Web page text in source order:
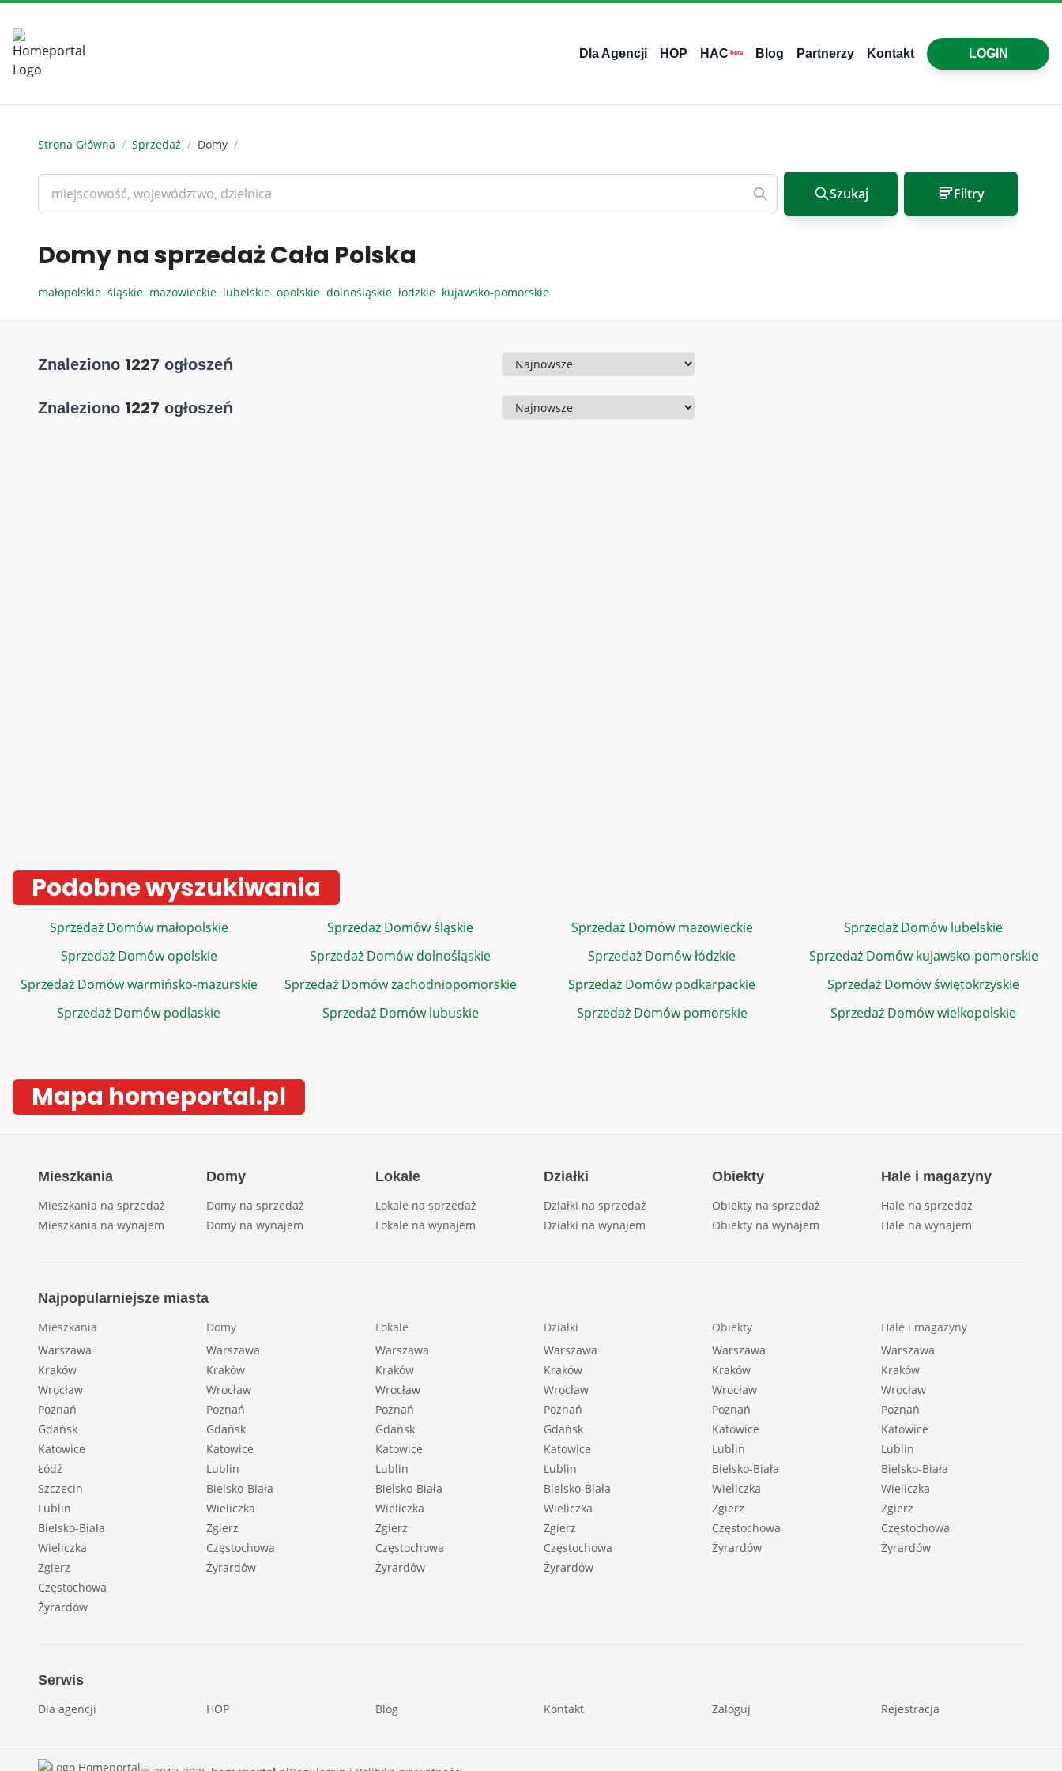
Dla Agencji HOP HAC beta Blog Partnerzy Kontakt LOGIN
Strona Główna / Sprzedaż / Domy /
Szukaj Filtry
Domy na sprzedaż Cała Polska
małopolskie śląskie mazowieckie lubelskie opolskie dolnośląskie łódzkie kujawsko-pomorskie
Znaleziono 1227 ogłoszeń Sortowanie
Znaleziono 1227 ogłoszeń Sortowanie
Podobne wyszukiwania
Sprzedaż Domów małopolskie Sprzedaż Domów śląskie Sprzedaż Domów mazowieckie
Sprzedaż Domów lubelskie
Sprzedaż Domów opolskie
Sprzedaż Domów dolnośląskie Sprzedaż Domów łódzkie
Sprzedaż Domów kujawsko-pomorskie
Sprzedaż Domów warmińsko-mazurskie
Sprzedaż Domów zachodniopomorskie Sprzedaż Domów podkarpackie
Sprzedaż Domów świętokrzyskie
Sprzedaż Domów podlaskie
Sprzedaż Domów lubuskie Sprzedaż Domów pomorskie Sprzedaż Domów wielkopolskie
Mapa homeportal.pl
Mieszkania
Mieszkania na sprzedaż
Mieszkania na wynajem
Domy
Domy na sprzedaż
Domy na wynajem
Lokale
Lokale na sprzedaż
Lokale na wynajem
Działki
Działki na sprzedaż
Działki na wynajem
Obiekty
Obiekty na sprzedaż
Obiekty na wynajem
Hale i magazyny
Hale na sprzedaż
Hale na wynajem
Najpopularniejsze miasta
Mieszkania
Warszawa
Kraków
Wrocław
Poznań
Gdańsk
Katowice
Łódź
Szczecin
Lublin
Bielsko-Biała
Wieliczka
Zgierz
Częstochowa
Żyrardów
Domy
Warszawa
Kraków
Wrocław
Poznań
Gdańsk
Katowice
Lublin
Bielsko-Biała
Wieliczka
Zgierz
Częstochowa
Żyrardów
Lokale
Warszawa
Kraków
Wrocław
Poznań
Gdańsk
Katowice
Lublin
Bielsko-Biała
Wieliczka
Zgierz
Częstochowa
Żyrardów
Działki
Warszawa
Kraków
Wrocław
Poznań
Gdańsk
Katowice
Lublin
Bielsko-Biała
Wieliczka
Zgierz
Częstochowa
Żyrardów
Obiekty
Warszawa
Kraków
Wrocław
Poznań
Katowice
Lublin
Bielsko-Biała
Wieliczka
Zgierz
Częstochowa
Żyrardów
Hale i magazyny
Warszawa
Kraków
Wrocław
Poznań
Katowice
Lublin
Bielsko-Biała
Wieliczka
Zgierz
Częstochowa
Żyrardów
Serwis
Dla agencji HOP Blog Kontakt Zaloguj Rejestracja